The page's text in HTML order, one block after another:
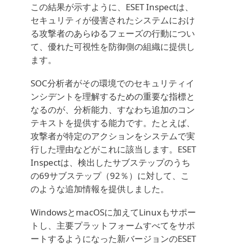
この結果が示すように、ESET Inspectは、
セキュリティが侵害されたシステムにおけ
る攻撃者のあらゆるフェーズの行動につい
て、優れた可視性を防御側の組織に提供し
ます。
SOC分析者がその環境でのセキュリティイ
ンシデントを理解するための重要な指標と
なるのが、分析能力、すなわち追加のコン
テキストを提供する能力です。たとえば、
攻撃者が特定のアクションをシステムで実
行した理由などがこれに該当します。ESET
Inspectは、検出したサブステップのうち
の69サブステップ（92％）に対して、こ
のような追加情報を提供しました。
WindowsとmacOSに加えてLinuxもサポー
トし、主要プラットフォームすべてをサポ
ートするようになった新バージョンのESET